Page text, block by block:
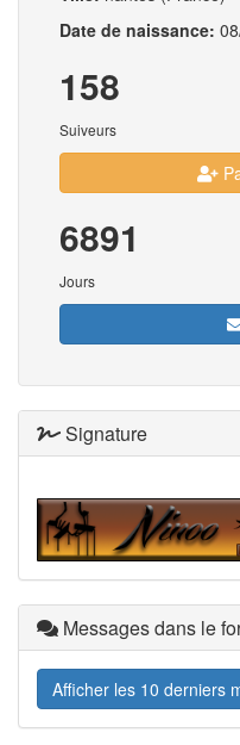
Date de naissance:
158
Suiveurs
6891
Jours
Signature
Messages dans le
Afficher les 10 derniers